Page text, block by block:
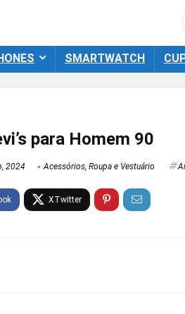
SMARTWATCH
para Homem 90
2024 Acessórios, Roupa e Vestuário